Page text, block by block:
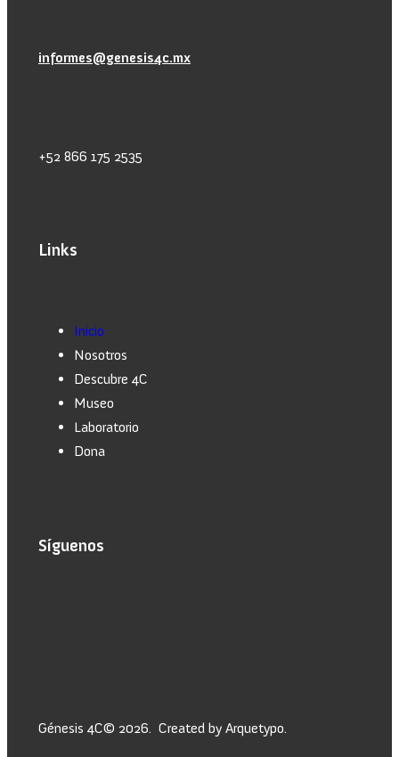
informes@genesis4c.mx
+52 866 175 2535
Links
Inicio
Nosotros
Descubre 4C
Museo
Laboratorio
Dona
Síguenos
Génesis 4C© 2026. Created by Arquetypo.